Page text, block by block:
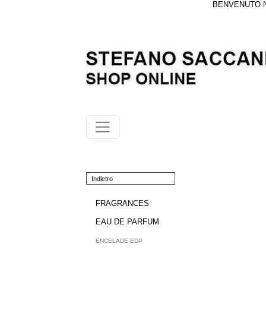
BENVENUTO
Indietro
FRAGRANCES
EAU DE PARFUM
ENCELADE EDP